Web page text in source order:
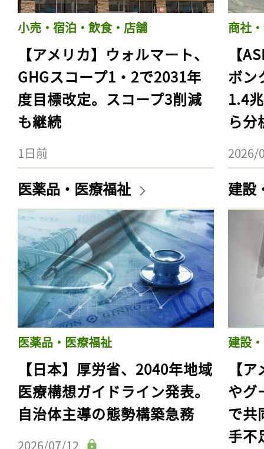
小売・宿泊・飲食・店舗
【アメリカ】ウォルマート、
GHGスコープ1・2で2031年
度目標改定。スコープ3削減
も継続
1日前
商社
【
ボン
1.4
ら分
2026/
医薬品・医療福祉
医薬品・医療福祉
【日本】厚労省、2040年地域
医療構想ガイドライン発表。
自治体主導の態勢構築急務
2026/07/12
建設
建設
【
やグ
で共
手不